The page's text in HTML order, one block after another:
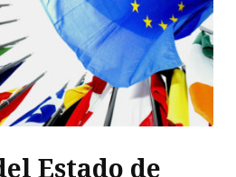
Estado de